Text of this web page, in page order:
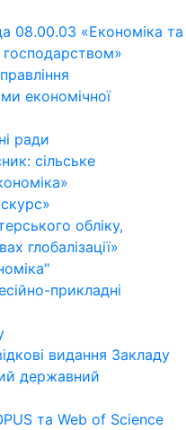
08.00.03 «Економіка та
господарством»
економічної
ради
сільське
обліку,
глобалізації»
прикладні
видання Закладу
державний
та Web of Science